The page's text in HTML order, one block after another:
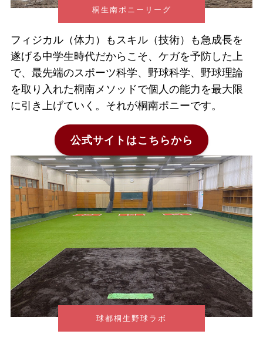
桐生南ポニーリーグ
フィジカル（体力）もスキル（技術）も急成長を
遂げる中学生時代だからこそ、ケガを予防した上
で、最先端のスポーツ科学、野球科学、野球理論
を取り入れた桐南メソッドで個人の能力を最大限
に引き上げていく。それが桐南ポニーです。
公式サイトはこちらから
球都桐生野球ラボ